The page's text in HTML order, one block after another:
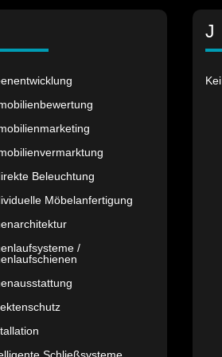
Beleuchtung
Möbelanfertigung
/
J